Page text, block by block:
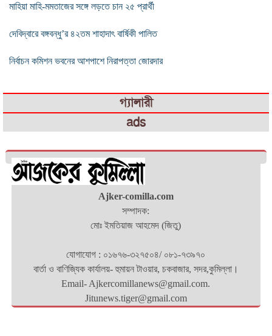
মাহিয়া মাহি-মমতাজের সঙ্গে লড়তে চান ২৫ প্রার্থী
দেবিদ্বারে বঙ্গবন্ধু’র ৪২তম শাহাদাৎ বার্ষিকী পালিত
নির্বাচন কমিশন ভবনের আশপাশে নিরাপত্তা জোরদার
গ্যালারী
ads
Ajker-comilla.com
সম্পাদক:
মোঃ ইমতিয়াজ আহমেদ (জিতু)
যোগাযোগ : ০১৬৭৬-৩২৭৫০৪/ ০৮১-৭৩৯৭০
বার্তা ও বাণিজ্যিক কার্যালয়- হুমায়ন টাওয়ার, চকবাজার, সদর,কুমিল্লা।
Email- Ajkercomillanews@gmail.com.
Jitunews.tiger@gmail.com